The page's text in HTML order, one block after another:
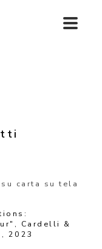
carta su tela
Cardelli &
2023